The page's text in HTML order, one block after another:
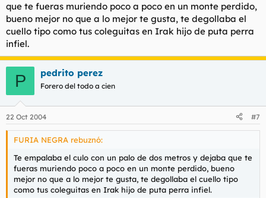
que te fueras muriendo poco a poco en un monte perdido,
bueno mejor no que a lo mejor te gusta, te degollaba el
cuello tipo como tus coleguitas en Irak hijo de puta perra
infiel.
P pedrito perez
Forero del todo a cien
22 Oct 2004 #7
FURIA NEGRA rebuznó:
Te empalaba el culo con un palo de dos metros y dejaba que te
fueras muriendo poco a poco en un monte perdido, bueno
mejor no que a lo mejor te gusta, te degollaba el cuello tipo
como tus coleguitas en Irak hijo de puta perra infiel.